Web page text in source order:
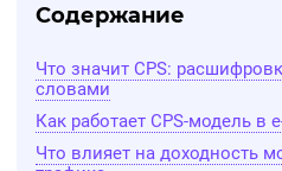
Содержание
Что значит CPS:
словами
Как работает CPS-модель в
Что влияет на доходность